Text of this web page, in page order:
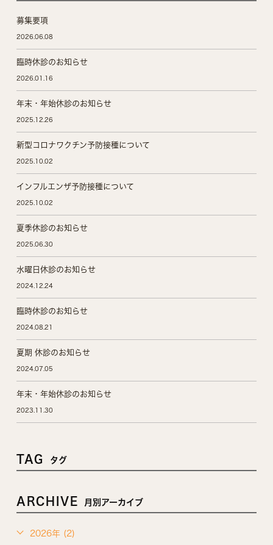
募集要項
2026.06.08
臨時休診のお知らせ
2026.01.16
年末・年始休診のお知らせ
2025.12.26
新型コロナワクチン予防接種について
2025.10.02
インフルエンザ予防接種について
2025.10.02
夏季休診のお知らせ
2025.06.30
水曜日休診のお知らせ
2024.12.24
臨時休診のお知らせ
2024.08.21
夏期 休診のお知らせ
2024.07.05
年末・年始休診のお知らせ
2023.11.30
TAG タグ
ARCHIVE 月別アーカイブ
2026年 (2)